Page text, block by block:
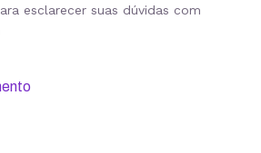
esclarecer suas dúvidas com